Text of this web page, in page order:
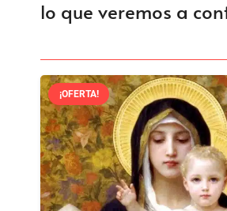
lo que veremos a